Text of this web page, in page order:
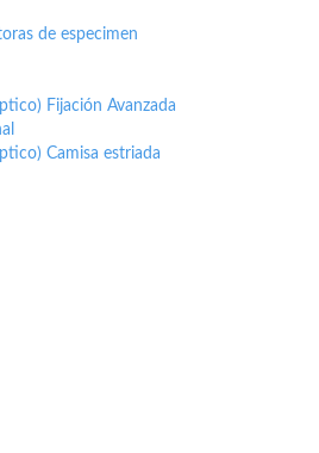
de especimen
Fijación Avanzada
Camisa estriada